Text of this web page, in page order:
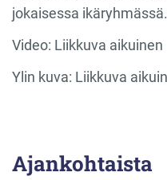
jokaisessa
Video: Liikkuva aikuinen
Ylin kuva: Liikkuva
Ajankohtaista